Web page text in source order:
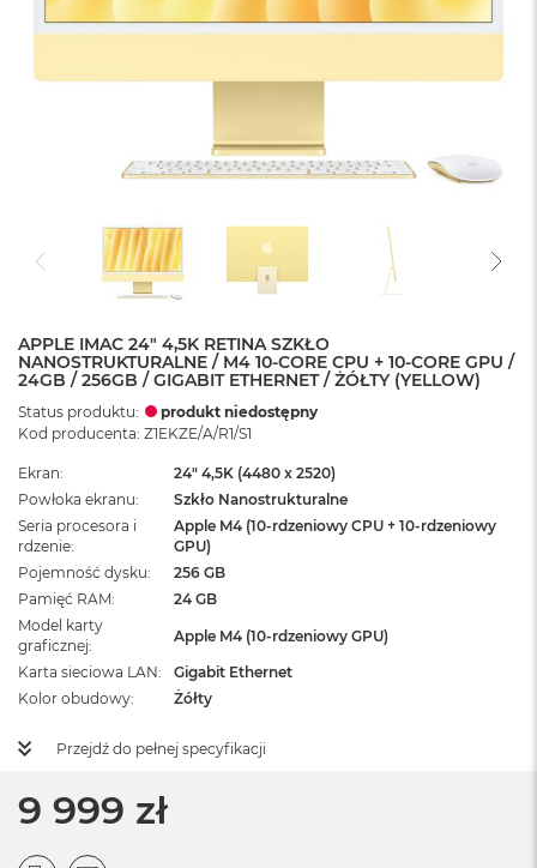
APPLE IMAC 24" 4,5K RETINA SZKŁO
NANOSTRUKTURALNE / M4 10-CORE CPU + 10-CORE GPU /
24GB / 256GB / GIGABIT ETHERNET / ŻÓŁTY (YELLOW)
Status produktu:
produkt niedostępny
Kod producenta: Z1EKZE/A/R1/S1
Ekran
24" 4,5K (4480 x 2520)
Powłoka ekranu
Szkło Nanostrukturalne
Seria procesora i
rdzenie
Apple M4 (10-rdzeniowy CPU + 10-rdzeniowy
GPU)
Pojemność dysku
256 GB
Pamięć RAM
24 GB
Model karty
graficznej
Apple M4 (10-rdzeniowy GPU)
Karta sieciowa LAN
Gigabit Ethernet
Kolor obudowy
Żółty
Przejdź do pełnej specyfikacji
9 999 zł